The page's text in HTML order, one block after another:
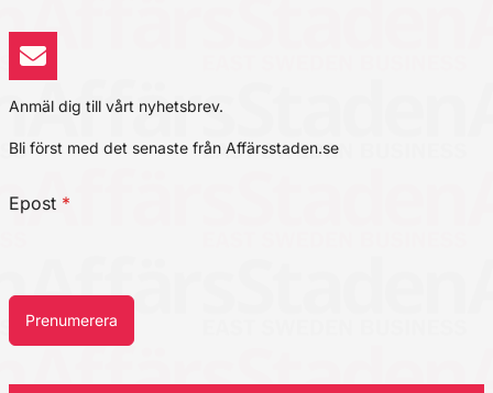
Anmäl dig till vårt nyhetsbrev.
Bli först med det senaste från Affärsstaden.se
Epost *
Prenumerera